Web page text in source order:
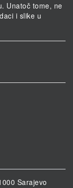
Unatoč tome, ne
i slike u
Sarajevo